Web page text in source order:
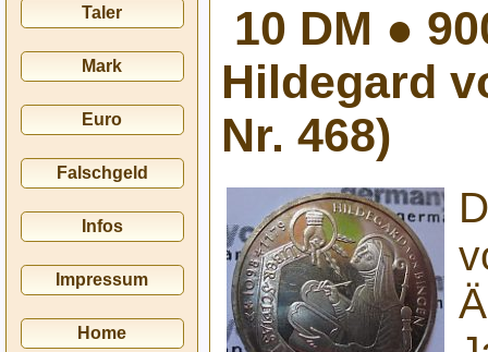
Taler
Mark
Euro
Falschgeld
Infos
Impressum
Home
10 DM ●
Hildegard
Nr. 468)